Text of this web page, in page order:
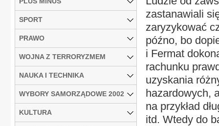
zastanawiali
zaryzykować
późno, bo
i Fermat
rachunku
uzyskania
hazardowych,
na przykład
itd. Wtedy do
SPORT
PRAWO
WOJNA Z TERRORYZMEM
NAUKA I TECHNIKA
WYBORY SAMORZĄDOWE 2002
KULTURA